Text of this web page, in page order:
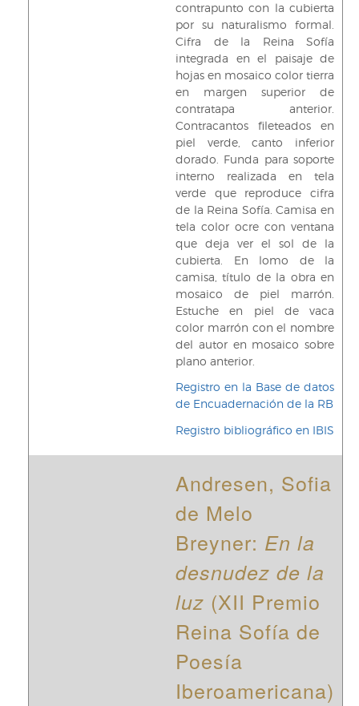
contrapunto con la cubierta
por su naturalismo formal.
Cifra de la Reina Sofía
integrada en el paisaje de
hojas en mosaico color tierra
en margen superior de
contratapa anterior.
Contracantos fileteados en
piel verde, canto inferior
dorado. Funda para soporte
interno realizada en tela
verde que reproduce cifra
de la Reina Sofía. Camisa en
tela color ocre con ventana
que deja ver el sol de la
cubierta. En lomo de la
camisa, título de la obra en
mosaico de piel marrón.
Estuche en piel de vaca
color marrón con el nombre
del autor en mosaico sobre
plano anterior.
Registro en la Base de datos
de Encuadernación de la RB
Registro bibliográfico en IBIS
Andresen, Sofia
de Melo
Breyner: En la
desnudez de la
luz (XII Premio
Reina Sofía de
Poesía
Iberoamericana)